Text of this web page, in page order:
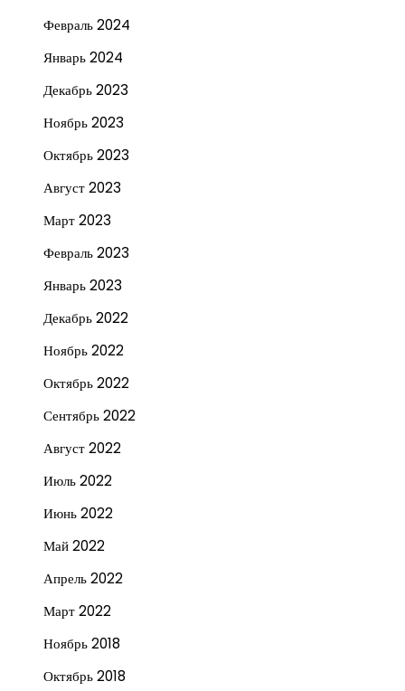
Февраль 2024
Январь 2024
Декабрь 2023
Ноябрь 2023
Октябрь 2023
Август 2023
Март 2023
Февраль 2023
Январь 2023
Декабрь 2022
Ноябрь 2022
Октябрь 2022
Сентябрь 2022
Август 2022
Июль 2022
Июнь 2022
Май 2022
Апрель 2022
Март 2022
Ноябрь 2018
Октябрь 2018